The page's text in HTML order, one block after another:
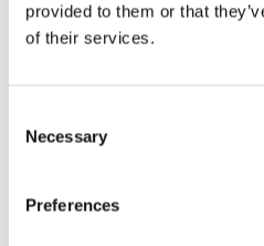
provided to them or that
of their services.
Selection
Necessary
Preferences
Reilun kaupan oman
yritysten tukemisen
toteuttamisesta